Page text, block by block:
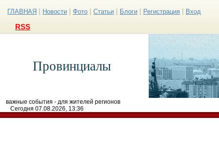
ГЛАВНАЯ Новости Фото Статьи Блоги Регистрация Вход
RSS
Провинциалы
важные события - для жителей регионов
Сегодня 07.08.2026, 13:36